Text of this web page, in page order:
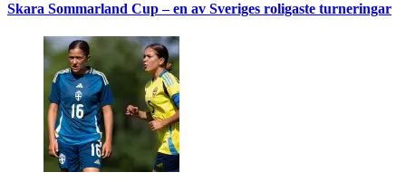
Skara Sommarland Cup – en av Sveriges roligaste turneringar